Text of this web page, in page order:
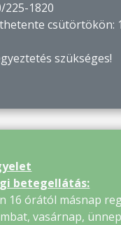
225-1820
csütörtökön:
szükséges!
betegellátás:
16 órától másnap
vasárnap,